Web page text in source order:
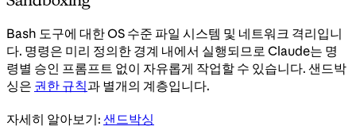
Bash 도구에 대한 OS 수준 파일 시스템 및 네트워크 격리입니
다. 명령은 미리 정의한 경계 내에서 실행되므로 Claude는 명
령별 승인 프롬프트 없이 자유롭게 작업할 수 있습니다. 샌드박
싱은 권한 규칙과 별개의 계층입니다.
자세히 알아보기: 샌드박싱